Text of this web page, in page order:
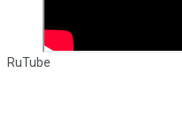
RuTube